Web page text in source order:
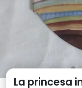
La princesa